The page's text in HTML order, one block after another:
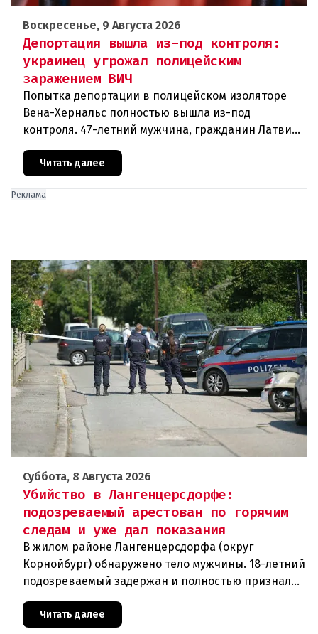
Воскресенье, 9 Августа 2026
Депортация вышла из-под контроля:
украинец угрожал полицейским
заражением ВИЧ
Попытка депортации в полицейском изоляторе
Вена-Хернальс полностью вышла из-под
контроля. 47-летний мужчина, гражданин Латвии,
уроженец Украины, ранее судимый за грабёж,
оказал ожесточённое сопротивле
Читать далее
Реклама
Суббота, 8 Августа 2026
Убийство в Лангенцерсдорфе:
подозреваемый арестован по горячим
следам и уже дал показания
В жилом районе Лангенцерсдорфа (округ
Корнойбург) обнаружено тело мужчины. 18-летний
подозреваемый задержан и полностью признал
свою вину. По данным следствия, преступление
могло быть совершено на поч
Читать далее